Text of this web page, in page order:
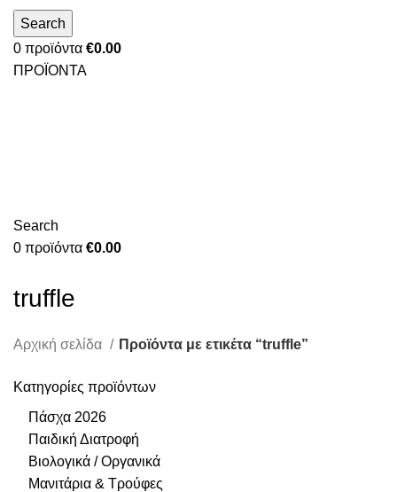
Search
0 προϊόντα €0.00
ΠΡΟΪΟΝΤΑ
Search
0 προϊόντα €0.00
truffle
Αρχική σελίδα Προϊόντα με ετικέτα “truffle”
Κατηγορίες προϊόντων
Πάσχα 2026
Παιδική Διατροφή
Βιολογικά / Οργανικά
Μανιτάρια & Τρούφες